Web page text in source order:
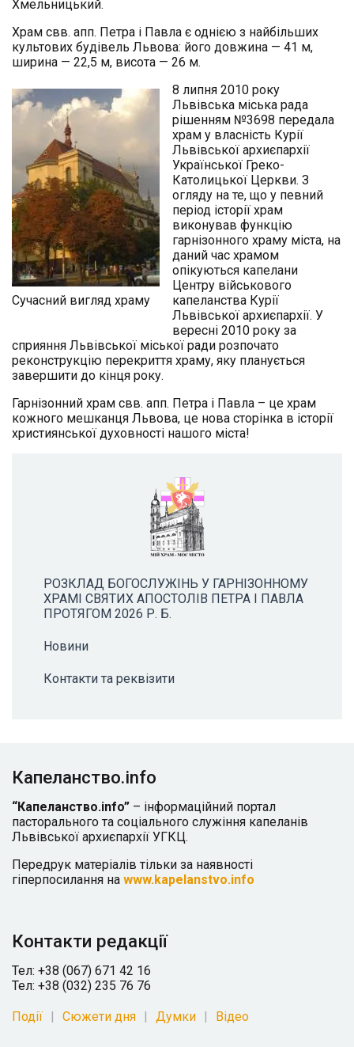
Хмельницький.
Храм свв. апп. Петра і Павла є однією з найбільших
культових будівель Львова: його довжина — 41 м,
ширина — 22,5 м, висота — 26 м.
Сучасний вигляд храму
8 липня 2010 року
Львівська міська рада
рішенням №3698 передала
храм у власність Курії
Львівської архиєпархії
Української Греко-
Католицької Церкви. З
огляду на те, що у певний
період історії храм
виконував функцію
гарнізонного храму міста, на
даний час храмом
опікуються капелани
Центру військового
капеланства Курії
Львівської архиєпархії. У
вересні 2010 року за
сприяння Львівської міської ради розпочато
реконструкцію перекриття храму, яку планується
завершити до кінця року.
Гарнізонний храм свв. апп. Петра і Павла – це храм
кожного мешканця Львова, це нова сторінка в історії
християнської духовності нашого міста!
РОЗКЛАД БОГОСЛУЖІНЬ У ГАРНІЗОННОМУ
ХРАМІ СВЯТИХ АПОСТОЛІВ ПЕТРА І ПАВЛА
ПРОТЯГОМ 2026 Р. Б.
Новини
Контакти та реквізити
Капеланство.info
“Капеланство.info” – інформаційний портал
пасторального та соціального служіння капеланів
Львівської архиєпархії УГКЦ.
Передрук матеріалів тільки за наявності
гіперпосилання на www.kapelanstvo.info
Контакти редакції
Тел: +38 (067) 671 42 16
Тел: +38 (032) 235 76 76
Події Сюжети дня Думки Відео